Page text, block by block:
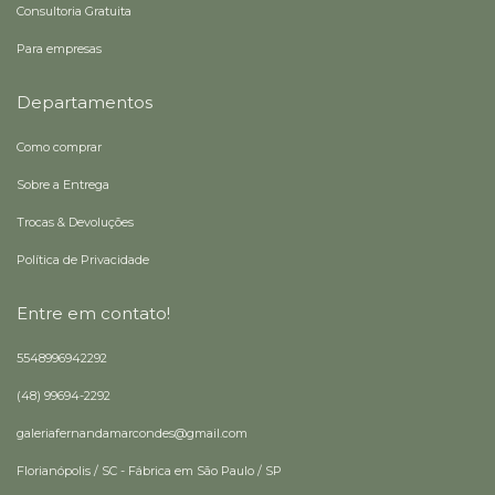
Consultoria Gratuita
Para empresas
Departamentos
Como comprar
Sobre a Entrega
Trocas & Devoluções
Política de Privacidade
Entre em contato!
5548996942292
(48) 99694-2292
galeriafernandamarcondes@gmail.com
Florianópolis / SC - Fábrica em São Paulo / SP